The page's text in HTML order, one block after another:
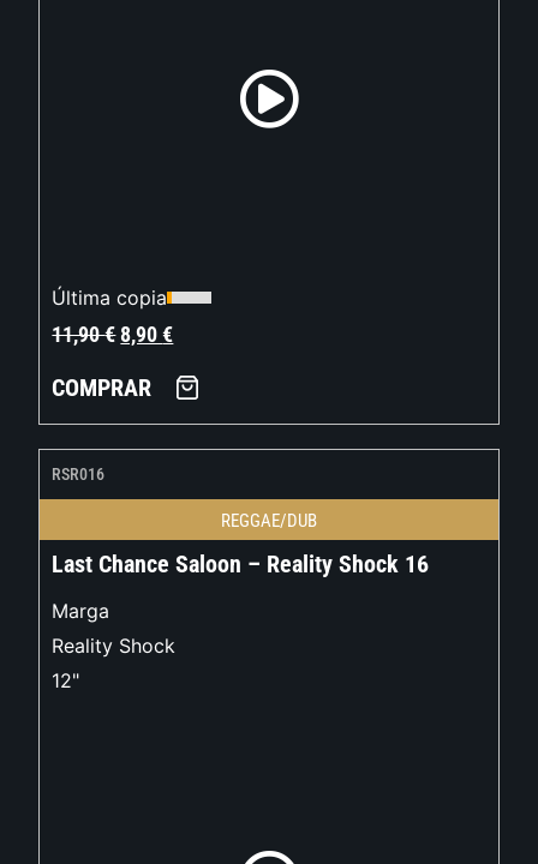
Última copia
11,90€ 8,90€
COMPRAR
RSR016
REGGAE/DUB
Last Chance Saloon – Reality Shock 16
Marga
Reality Shock
12"